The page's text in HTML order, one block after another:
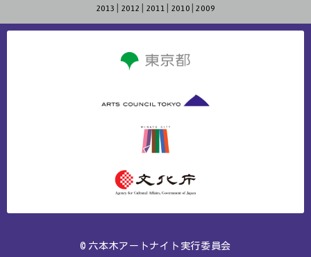
2013
2012 2011 2010 2009
© 六本木アートナイト実行委員会